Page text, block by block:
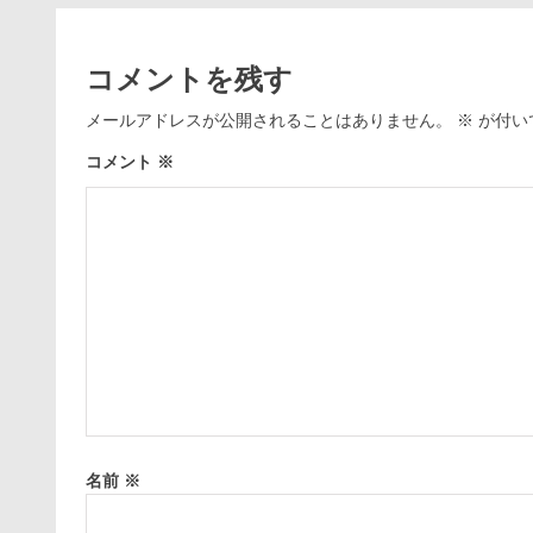
コメントを残す
メールアドレスが公開されることはありません。 ※ が付い
コメント ※
名前 ※